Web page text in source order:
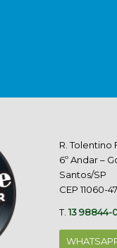
R. Tolentino
6º Andar –
Santos/SP
CEP 11060-
T.13 98844-